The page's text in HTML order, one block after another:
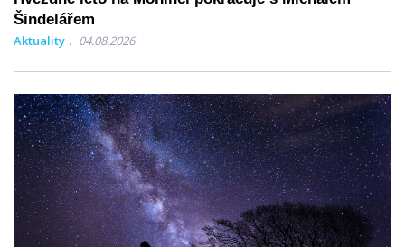
Šindelářem
Aktuality 04.08.2026